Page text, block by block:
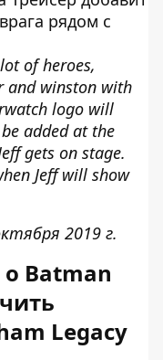
рядом с
of heroes,
and winston with
logo will
added at the
gets on stage.
Jeff will show
2019 г.
Batman
Legacy